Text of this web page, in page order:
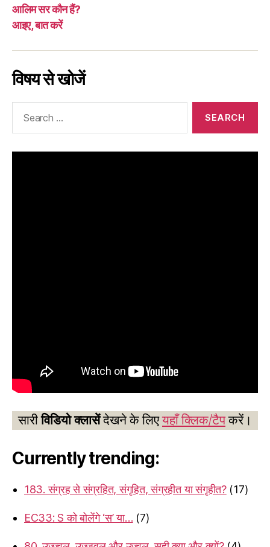
आलिम सर कौन हैं?
आइए, बात करें
विषय से खोजें
सारीविडियो क्लासेंदेखने के लिएयहाँ क्लिक/टैपकरें।
Currently trending:
183. संग्रह से संग्रहित, संगृहित, संग्रहीत या संगृहीत? (17)
EC33: S को बोलेंगे ‘स’ या… (7)